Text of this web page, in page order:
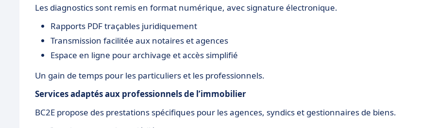
Les diagnostics sont remis en format numérique, avec signature électronique.
Rapports PDF traçables juridiquement
Transmission facilitée aux notaires et agences
Espace en ligne pour archivage et accès simplifié
Un gain de temps pour les particuliers et les professionnels.
Services adaptés aux professionnels de l’immobilier
BC2E propose des prestations spécifiques pour les agences, syndics et gestionnaires de biens.